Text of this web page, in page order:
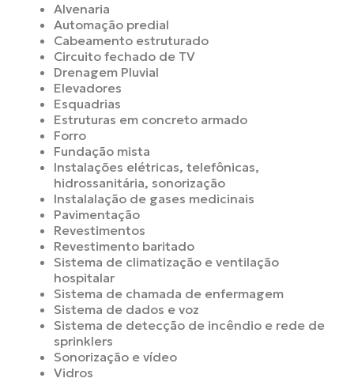
Alvenaria
Automação predial
Cabeamento estruturado
Circuito fechado de TV
Drenagem Pluvial
Elevadores
Esquadrias
Estruturas em concreto armado
Forro
Fundação mista
Instalações elétricas, telefônicas,
hidrossanitária, sonorização
Instalalação de gases medicinais
Pavimentação
Revestimentos
Revestimento baritado
Sistema de climatização e ventilação
hospitalar
Sistema de chamada de enfermagem
Sistema de dados e voz
Sistema de detecção de incêndio e rede de
sprinklers
Sonorização e vídeo
Vidros